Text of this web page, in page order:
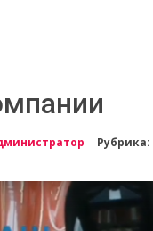
Рубрика: